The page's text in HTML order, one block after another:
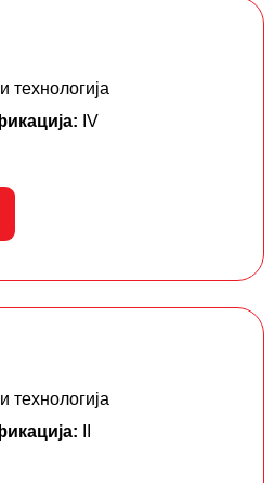
технологија
IV
технологија